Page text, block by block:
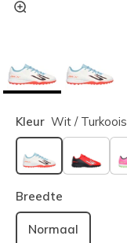
Kleur Wit / Turkoois
geselecteerd
Breedte
Normaal